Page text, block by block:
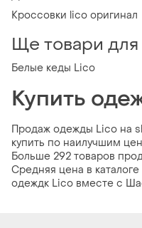
Кроссовки lico оригинал
Ще товари
Белые кеды Lico
Купить
Продаж одежды Lico на
купить по наилучшим
Больше 292 товаров
Средняя цена в
одеждк Lico вместе с